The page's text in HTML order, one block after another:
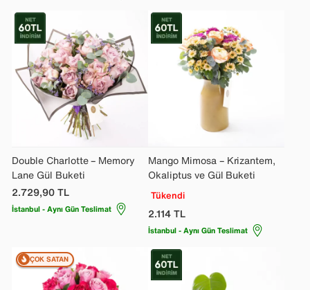
Double Charlotte – Memory
Lane Gül Buketi
2.729,90TL
İstanbul - Aynı Gün Teslimat
Mango Mimosa – Krizantem,
Okaliptus ve Gül Buketi
Tükendi
2.114TL
İstanbul - Aynı Gün Teslimat
ÇOK SATAN